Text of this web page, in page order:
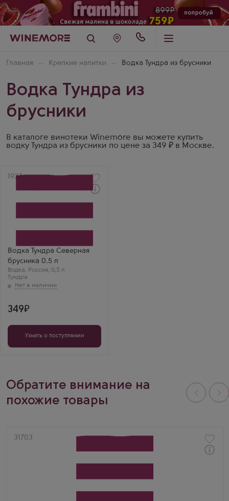
Главная Крепкие напитки Водка Тундра из брусники
Водка Тундра из
брусники
В каталоге винотеки Winemore вы можете купить
водку Тундра из брусники по цене за 349 ₽ в Москве.
Артикул
1937
Водка Тундра Северная
брусника 0.5 л
Водка, Россия, 0,5 л
Тундра
Cowberry
Тундра
Регион
Казань
349
Узнать о поступлении
Обратите внимание на
похожие товары
Артикул
31703